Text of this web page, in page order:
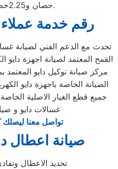
حصان و2.25حصان و3حصان.
رقم خدمة عملاء
تحدث مع الدعم الفني لصيانة
القمح المعتمد لصيانة اجهزة دايو
مركز صيانة توكيل دايو المعتمد
الصيانة الخاصة باجهزة دايو
جميع قطع الغيار الاصلية
غسالات دايو و
تواصل معنا ليصلك
صيانة اعطال
تحديد الاعطال